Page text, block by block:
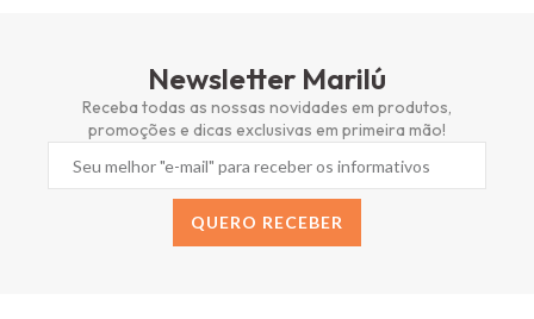
Newsletter Marilú
Receba todas as nossas novidades em produtos,
promoções e dicas exclusivas em primeira mão!
QUERO RECEBER